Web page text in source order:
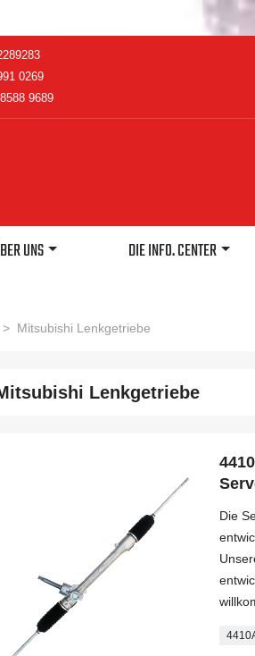
0269
9689
UNS DIE INFO. CENTER
> Mitsubishi Lenkgetriebe
Lenkgetriebe
Die